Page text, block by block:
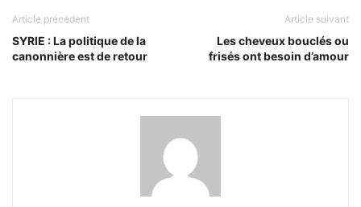
Article précédent
SYRIE : La politique de la
canonnière est de retour
Article suivant
Les cheveux bouclés ou
frisés ont besoin d’amour